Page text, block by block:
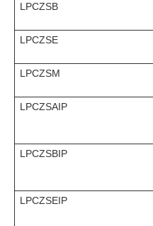
LPCZSB
LPCZSE
LPCZSM
LPCZSAIP
LPCZSBIP
LPCZSEIP